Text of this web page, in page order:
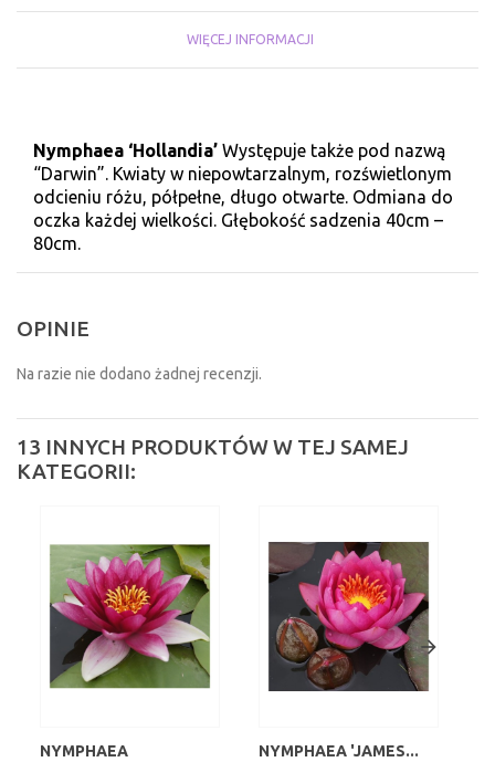
WIĘCEJ INFORMACJI
Nymphaea ‘Hollandia’ Występuje także pod nazwą
“Darwin”. Kwiaty w niepowtarzalnym, rozświetlonym
odcieniu różu, półpełne, długo otwarte. Odmiana do
oczka każdej wielkości. Głębokość sadzenia 40cm –
80cm.
OPINIE
Na razie nie dodano żadnej recenzji.
13 INNYCH PRODUKTÓW W TEJ SAMEJ
KATEGORII:
NYMPHAEA
NYMPHAEA 'JAMES...